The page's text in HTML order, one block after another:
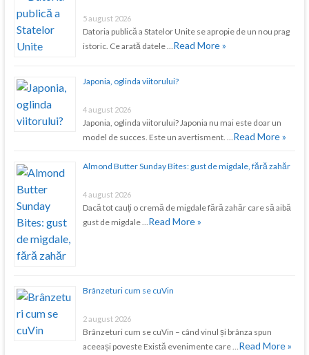
5 august 2026
Datoria publică a Statelor Unite se apropie de un nou prag
istoric. Ce arată datele … Read More »
Japonia, oglinda viitorului?
4 august 2026
Japonia, oglinda viitorului? Japonia nu mai este doar un
model de succes. Este un avertisment. … Read More »
Almond Butter Sunday Bites: gust de migdale, fără zahăr
4 august 2026
Dacă tot cauți o cremă de migdale fără zahăr care să aibă
gust de migdale … Read More »
Brânzeturi cum se cuVin
2 august 2026
Brânzeturi cum se cuVin – când vinul și brânza spun
aceeași poveste Există evenimente care … Read More »